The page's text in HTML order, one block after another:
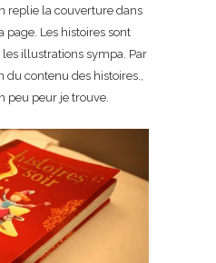
replie la couverture dans
Les histoires sont
illustrations sympa. Par
du contenu des histoires.,
peu peur je trouve.